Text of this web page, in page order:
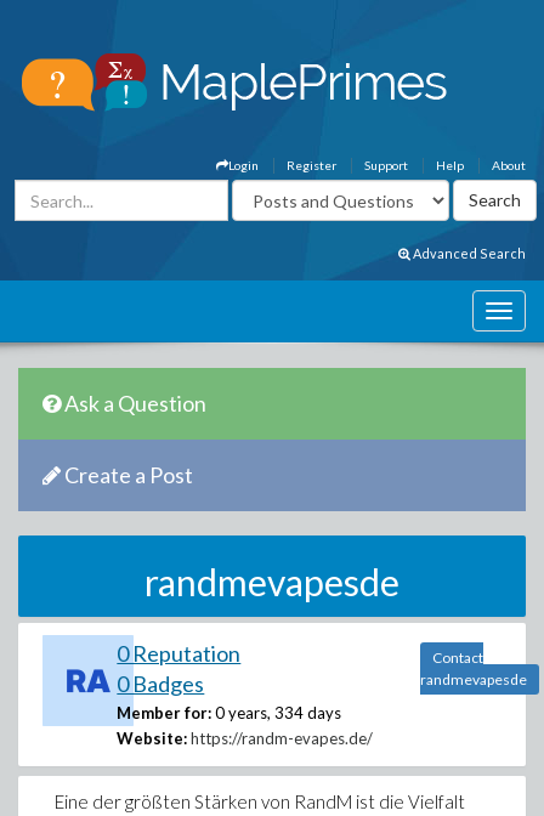
About
Help
Support
Register
Login
Advanced Search
Ask a Question
Create a Post
randmevapesde
0 Reputation
0 Badges
Member for: 0 years, 334 days
Website: https://randm-evapes.de/
Contact
randmevapesde
Eine der größten Stärken von RandM ist die Vielfalt